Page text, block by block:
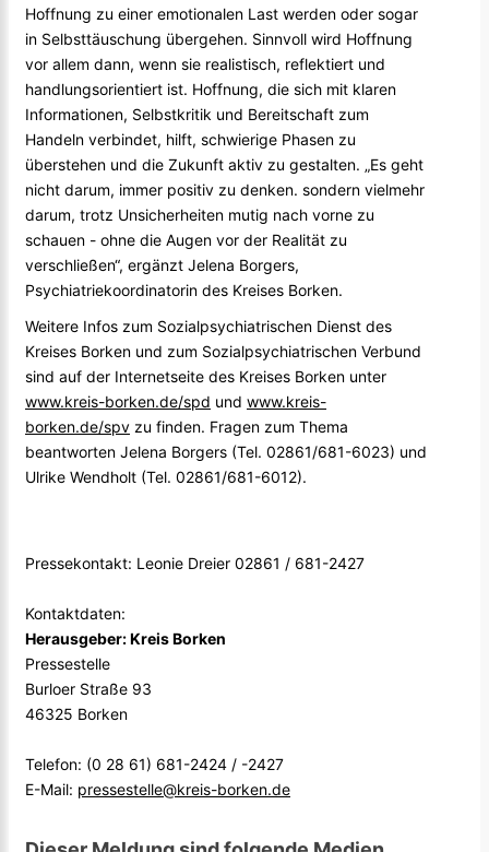
Hoffnung zu einer emotionalen Last werden oder sogar
in Selbsttäuschung übergehen. Sinnvoll wird Hoffnung
vor allem dann, wenn sie realistisch, reflektiert und
handlungsorientiert ist. Hoffnung, die sich mit klaren
Informationen, Selbstkritik und Bereitschaft zum
Handeln verbindet, hilft, schwierige Phasen zu
überstehen und die Zukunft aktiv zu gestalten. „Es geht
nicht darum, immer positiv zu denken. sondern vielmehr
darum, trotz Unsicherheiten mutig nach vorne zu
schauen - ohne die Augen vor der Realität zu
verschließen“, ergänzt Jelena Borgers,
Psychiatriekoordinatorin des Kreises Borken.
Weitere Infos zum Sozialpsychiatrischen Dienst des
Kreises Borken und zum Sozialpsychiatrischen Verbund
sind auf der Internetseite des Kreises Borken unter
www.kreis-borken.de/spd und www.kreis-
borken.de/spv zu finden. Fragen zum Thema
beantworten Jelena Borgers (Tel. 02861/681-6023) und
Ulrike Wendholt (Tel. 02861/681-6012).
Pressekontakt: Leonie Dreier 02861 / 681-2427
Kontaktdaten:
Herausgeber: Kreis Borken
Pressestelle
Burloer Straße 93
46325 Borken
Telefon: (0 28 61) 681-2424 / -2427
E-Mail: pressestelle@kreis-borken.de